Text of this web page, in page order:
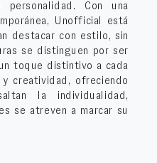
Con una
Unofficial está
destacar con estilo, sin
se distinguen por ser
toque distintivo a cada
y creatividad, ofreciendo
la individualidad,
se atreven a marcar su